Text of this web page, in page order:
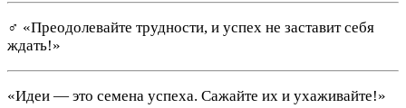
‍♂️ «Преодолевайте трудности, и успех не заставит себя
ждать!»
«Идеи — это семена успеха. Сажайте их и ухаживайте!»